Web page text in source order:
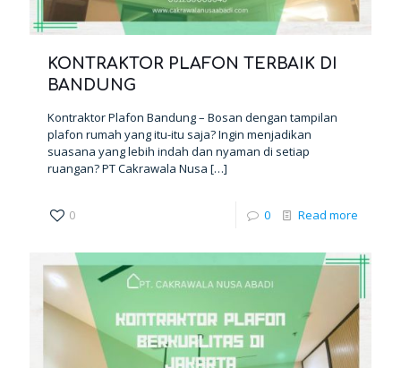
KONTRAKTOR PLAFON TERBAIK DI
BANDUNG
Kontraktor Plafon Bandung – Bosan dengan tampilan
plafon rumah yang itu-itu saja? Ingin menjadikan
suasana yang lebih indah dan nyaman di setiap
ruangan? PT Cakrawala Nusa […]
0 0 Read more